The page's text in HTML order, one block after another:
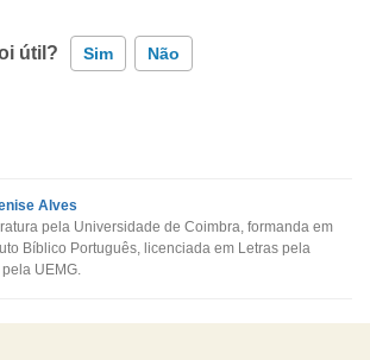
útil? Sim Não
não tem a informação que procuro
Alves
pela Universidade de Coimbra, formanda em
Bíblico Português, licenciada em Letras pela
UEMG.